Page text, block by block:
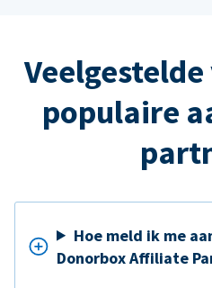
populaire
Hoe meld ik me
Donorbox Affiliate